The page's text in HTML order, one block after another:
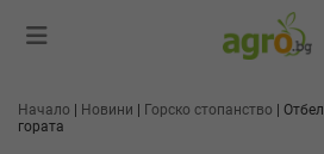
Начало Новини Горско стопанство
гората